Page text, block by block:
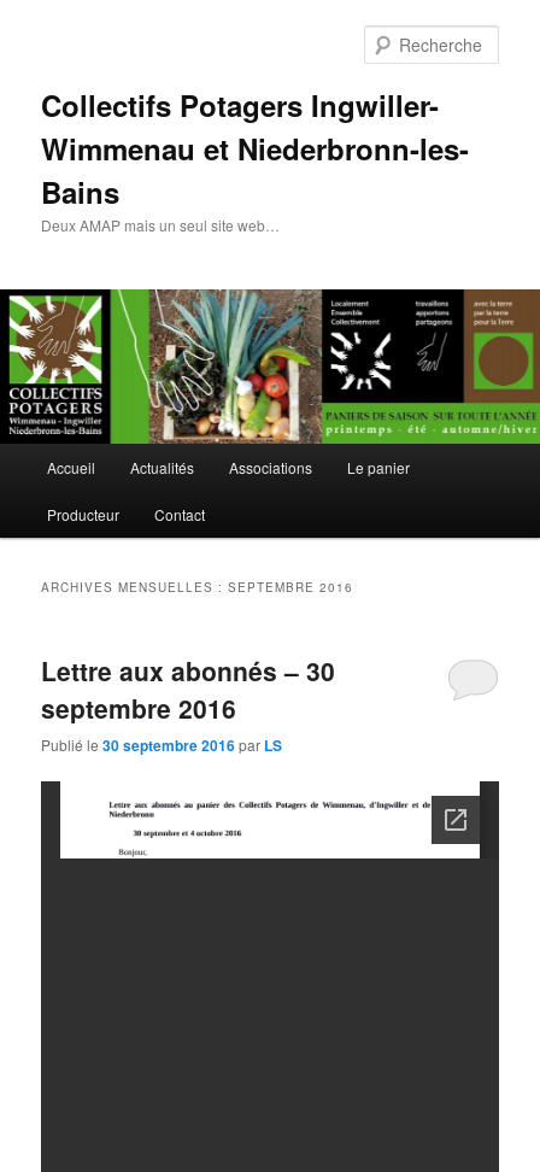
Collectifs Potagers Ingwiller-
Wimmenau et Niederbronn-les-
Bains
Deux AMAP mais un seul site web…
Aller
au
Aller
au
Accueil Actualités Associations Le panier
Producteur Contact
ARCHIVES MENSUELLES :SEPTEMBRE 2016
Lettre aux abonnés – 30
septembre 2016
Publié le30 septembre 2016par LS